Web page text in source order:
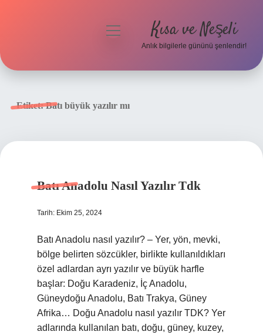
menüyü
Kısa ve Neşeli
Anlık bilgilerle gününü şenlendir!
Etiket:Batı büyük yazılır mı
Batı Anadolu Nasıl Yazılır Tdk
Tarih: Ekim 25, 2024
Batı Anadolu nasıl yazılır? – Yer, yön, mevki,
bölge belirten sözcükler, birlikte kullanıldıkları
özel adlardan ayrı yazılır ve büyük harfle
başlar: Doğu Karadeniz, İç Anadolu,
Güneydoğu Anadolu, Batı Trakya, Güney
Afrika… Doğu Anadolu nasıl yazılır TDK? Yer
adlarında kullanılan batı, doğu, güney, kuzey,